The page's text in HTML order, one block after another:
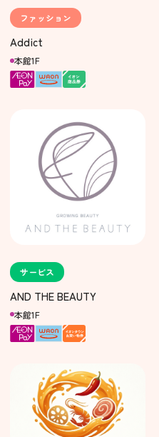
ファッション
Addict
本館1F
サービス
AND THE BEAUTY
本館1F